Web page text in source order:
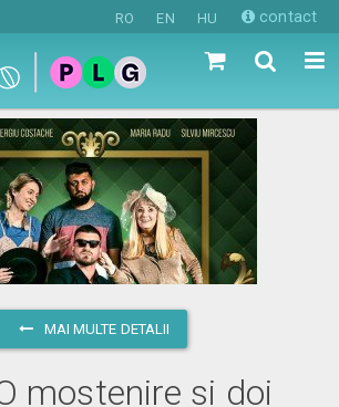
RO EN HU contact
MAI MULTE DETALII
mostenire si doi